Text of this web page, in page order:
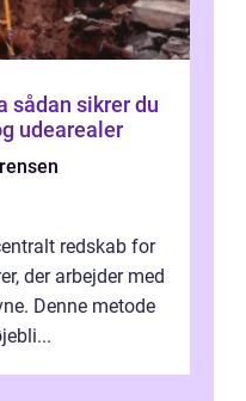
udearealer
redskab for
der arbejder med
Denne metode